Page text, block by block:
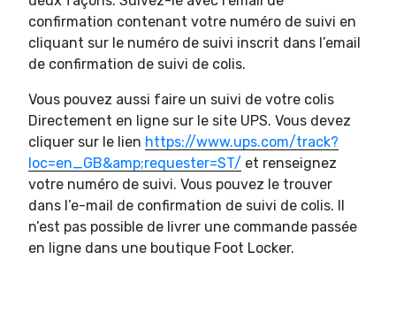
confirmation contenant votre numéro de suivi en
cliquant sur le numéro de suivi inscrit dans l’email
de confirmation de suivi de colis.
Vous pouvez aussi faire un suivi de votre colis
Directement en ligne sur le site UPS. Vous devez
cliquer sur le lien https://www.ups.com/track?
loc=en_GB&amp;requester=ST/ et renseignez
votre numéro de suivi. Vous pouvez le trouver
dans l’e-mail de confirmation de suivi de colis. Il
n’est pas possible de livrer une commande passée
en ligne dans une boutique Foot Locker.